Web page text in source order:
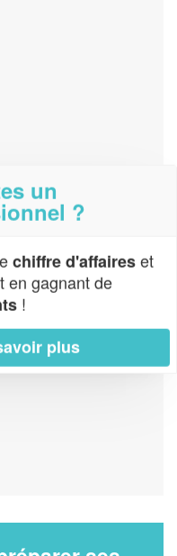
un
?
chiffre d'affaireset
en gagnant de
!
plus